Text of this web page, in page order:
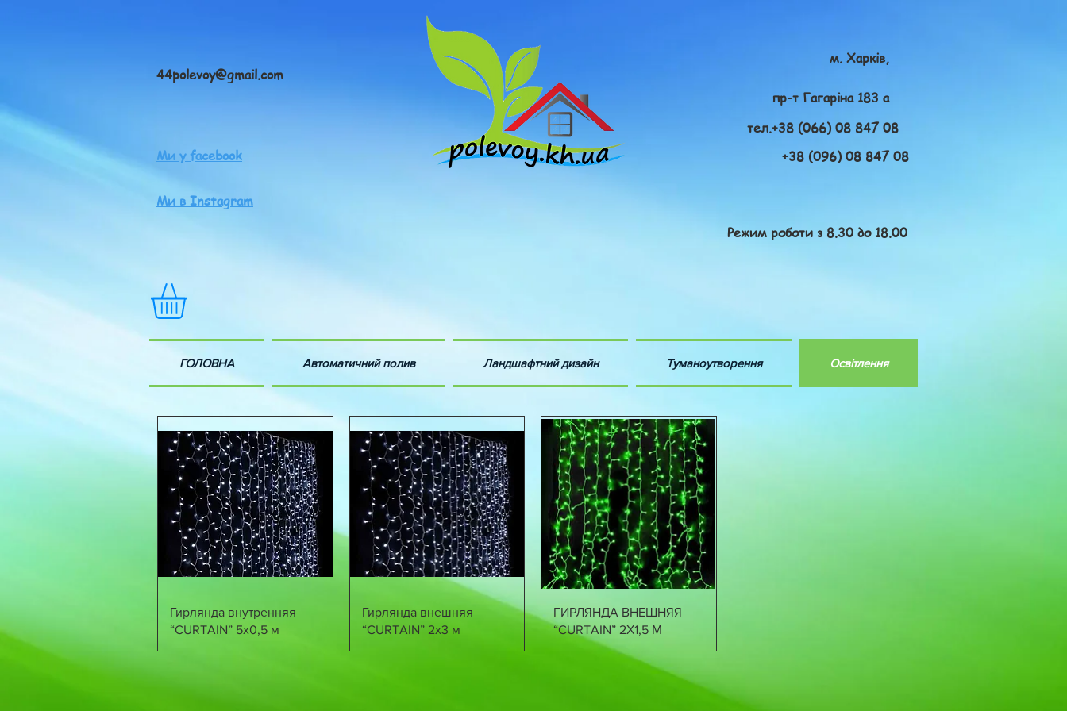
44polevoy@gmail.com
Ми у facebook
Ми в Instagram
м. Харків,
пр-т Гагаріна 183 а
тел.+38 (066) 08 847 08
+38 (096) 08 847 08
Режим роботи з 8.30 до 18.00
ГОЛОВНА Автоматичний полив Ландшафтний дизайн Туманоутворення Освітлення
Швидкий перегляд
Гирлянда внутренняя
“CURTAIN” 5х0,5 м
Швидкий перегляд
Гирлянда внешняя
“CURTAIN” 2х3 м
Швидкий перегляд
ГИРЛЯНДА ВНЕШНЯЯ
“CURTAIN” 2Х1,5 М